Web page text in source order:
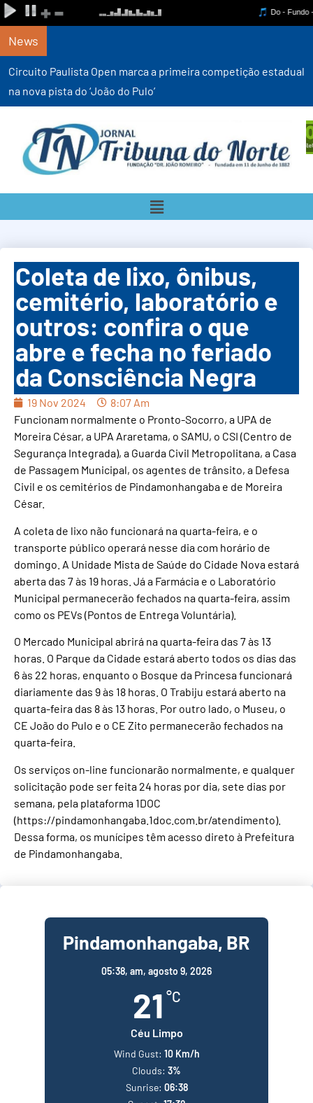
News
Circuito Paulista Open marca a primeira competição estadual
na nova pista do ‘João do Pulo’
Coleta de lixo, ônibus,
cemitério, laboratório e
outros: confira o que
abre e fecha no feriado
da Consciência Negra
19 Nov 2024
8:07 Am
Funcionam normalmente o Pronto-Socorro, a UPA de
Moreira César, a UPA Araretama, o SAMU, o CSI (Centro de
Segurança Integrada), a Guarda Civil Metropolitana, a Casa
de Passagem Municipal, os agentes de trânsito, a Defesa
Civil e os cemitérios de Pindamonhangaba e de Moreira
César.
A coleta de lixo não funcionará na quarta-feira, e o
transporte público operará nesse dia com horário de
domingo. A Unidade Mista de Saúde do Cidade Nova estará
aberta das 7 às 19 horas. Já a Farmácia e o Laboratório
Municipal permanecerão fechados na quarta-feira, assim
como os PEVs (Pontos de Entrega Voluntária).
O Mercado Municipal abrirá na quarta-feira das 7 às 13
horas. O Parque da Cidade estará aberto todos os dias das
6 às 22 horas, enquanto o Bosque da Princesa funcionará
diariamente das 9 às 18 horas. O Trabiju estará aberto na
quarta-feira das 8 às 13 horas. Por outro lado, o Museu, o
CE João do Pulo e o CE Zito permanecerão fechados na
quarta-feira.
Os serviços on-line funcionarão normalmente, e qualquer
solicitação pode ser feita 24 horas por dia, sete dias por
semana, pela plataforma 1DOC
(https://pindamonhangaba.1doc.com.br/atendimento).
Dessa forma, os munícipes têm acesso direto à Prefeitura
de Pindamonhangaba.
Pindamonhangaba, BR
05:38, am, agosto 9, 2026
21 °C
Céu Limpo
Wind Gust: 10 Km/h
Clouds: 3%
Sunrise: 06:38